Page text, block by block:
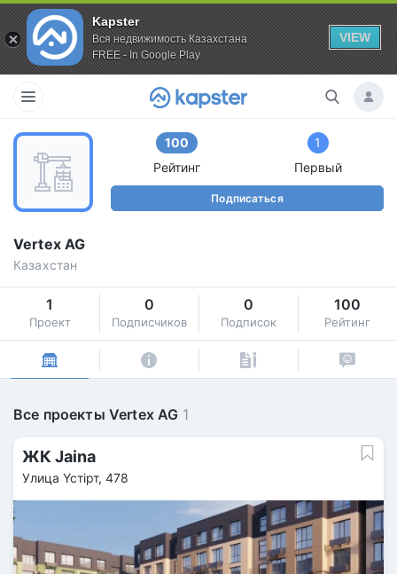
Kapster
Вся недвижимость Казахстана
FREE - In Google Play
VIEW
100
Рейтинг
1
Первый
Подписаться
Vertex AG
Казахстан
1
Проект
0
Подписчиков
0
Подписок
100
Рейтинг
Все проекты Vertex AG 1
ЖК Jaina
Улица Үстірт, 478